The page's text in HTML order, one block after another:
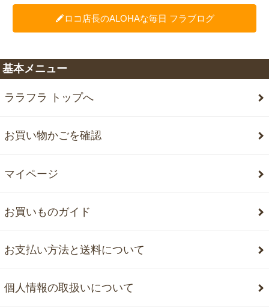
ロコ店長のALOHAな毎日 フラブログ
基本メニュー
ララフラ トップへ
お買い物かごを確認
マイページ
お買いものガイド
お支払い方法と送料について
個人情報の取扱いについて